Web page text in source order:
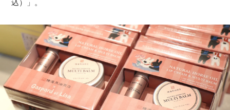
込）」。
観光ガイド
ランキング